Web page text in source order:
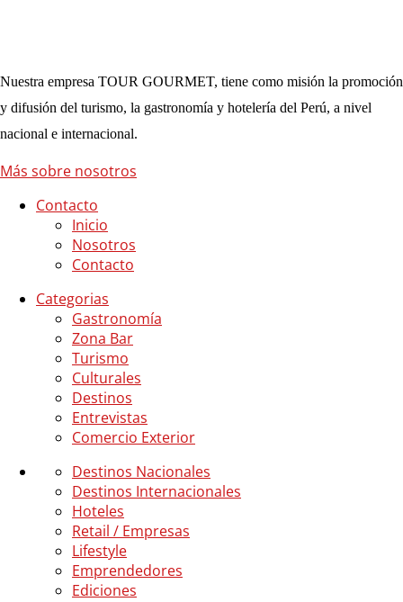
Nuestra empresa TOUR GOURMET, tiene como misión la promoción
y difusión del turismo, la gastronomía y hotelería del Perú, a nivel
nacional e internacional.
Más sobre nosotros
Contacto
Inicio
Nosotros
Contacto
Categorias
Gastronomía
Zona Bar
Turismo
Culturales
Destinos
Entrevistas
Comercio Exterior
Destinos Nacionales
Destinos Internacionales
Hoteles
Retail / Empresas
Lifestyle
Emprendedores
Ediciones